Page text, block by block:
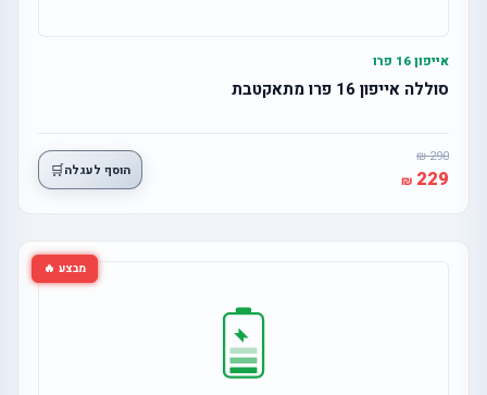
אייפון 16 פרו
סוללה אייפון 16 פרו מתאקטבת
290
229 הוסף לעגלה🛒
מבצע 🔥